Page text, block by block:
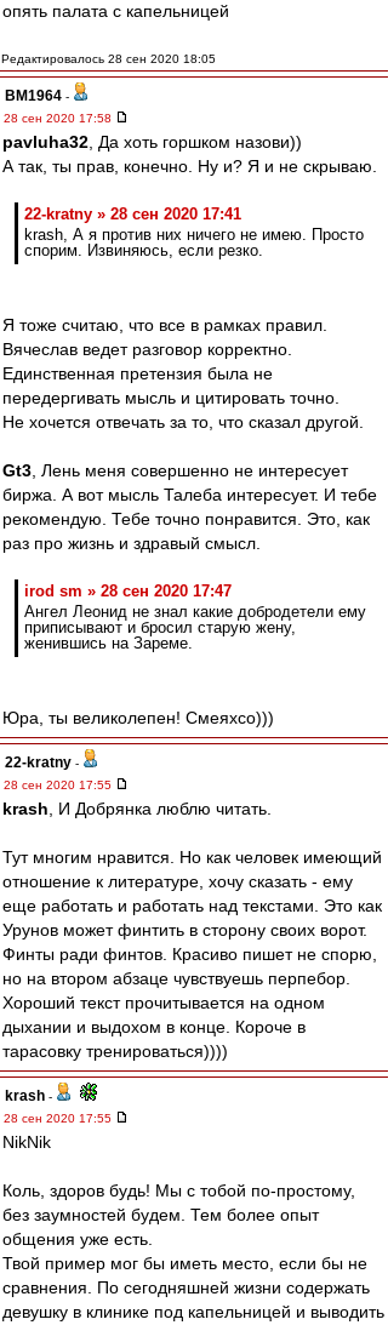
опять палата с капельницей
Редактировалось 28 сен 2020 18:05
BM1964 -
28 сен 2020 17:58
pavluha32 , Да хоть горшком назови))
А так, ты прав, конечно. Ну и? Я и не скрываю.
22-kratny » 28 сен 2020 17:41
krash, А я против них ничего не имею. Просто
спорим. Извиняюсь, если резко.
Я тоже считаю, что все в рамках правил.
Вячеслав ведет разговор корректно.
Единственная претензия была не
передергивать мысль и цитировать точно.
Не хочется отвечать за то, что сказал другой.
Gt3 , Лень меня совершенно не интересует
биржа. А вот мысль Талеба интересует. И тебе
рекомендую. Тебе точно понравится. Это, как
раз про жизнь и здравый смысл.
irod sm » 28 сен 2020 17:47
Ангел Леонид не знал какие добродетели ему
приписывают и бросил старую жену,
женившись на Зареме.
Юра, ты великолепен! Смеяхсо)))
22-kratny -
28 сен 2020 17:55
krash , И Добрянка люблю читать.
Тут многим нравится. Но как человек имеющий
отношение к литературе, хочу сказать - ему
еще работать и работать над текстами. Это как
Урунов может финтить в сторону своих ворот.
Финты ради финтов. Красиво пишет не спорю,
но на втором абзаце чувствуешь перпебор.
Хороший текст прочитывается на одном
дыхании и выдохом в конце. Короче в
тарасовку тренироваться))))
krash -
28 сен 2020 17:55
NikNik
Коль, здоров будь! Мы с тобой по-простому,
без заумностей будем. Тем более опыт
общения уже есть.
Твой пример мог бы иметь место, если бы не
сравнения. По сегодняшней жизни содержать
девушку в клинике под капельницей и выводить